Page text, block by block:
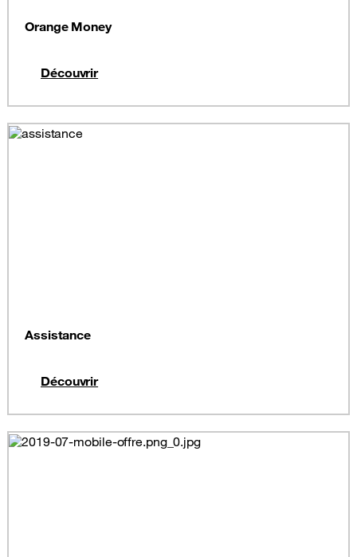
Orange Money
Découvrir
Assistance
Découvrir